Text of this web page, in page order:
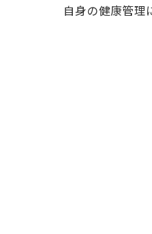
自身の健康管理